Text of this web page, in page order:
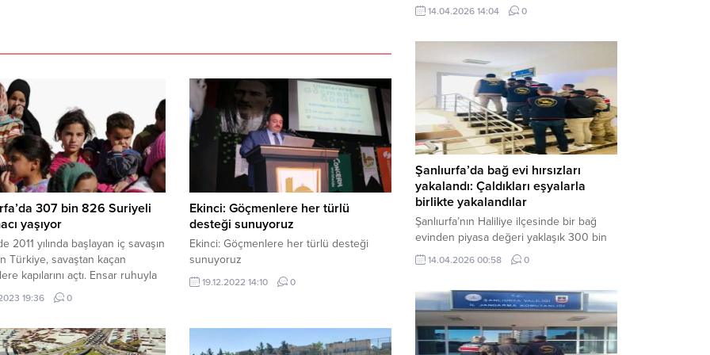
307 bin 826 Suriyeli
yaşıyor
2011 yılında başlayan iç savaşın
Türkiye, savaştan kaçan
kapılarını açtı. Ensar ruhuyla
Türkiye’nin bu
dünyaya örnek olurken
milyonu aştı. İçişleri Bakanlığı’na
19:36 0
Ekinci: Göçmenlere her türlü
desteği sunuyoruz
Ekinci: Göçmenlere her türlü desteği
sunuyoruz
19.12.2022 14:10 0
neden oldu. Olay yerine çok sayıda özel
harekat polisi ve sağlık ekibi sevk
çalışmaları devam ediyor. Haber Merkezi
– Siverek ilçesi Hasan Çelebi
Mahallesi’nde bulunan Ahmet Koyuncu
Mesleki...
14.04.2026 14:04 0
Şanlıurfa’da bağ evi hırsızları
yakalandı: Çaldıkları eşyalarla
birlikte yakalandılar
Şanlıurfa’nın Haliliye ilçesinde bir bağ
evinden piyasa değeri yaklaşık 300 bin
TL olan eşyaları çalan şüpheliler,
jandarmanın başarılı operasyonuyla
şüpheliden 2’si tutuklanarak cezaevine
gönderildi. Haber Merkezi – Şanlıurfa İl
Jandarma Komutanlığı, “Faili Meçhul
Hırsızlık Olaylarının Aydınlatılmasına”
14.04.2026 00:58 0